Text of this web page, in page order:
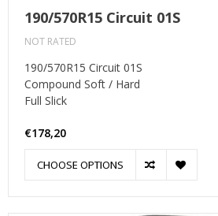
190/570R15 Circuit 01S
NOT RATED
190/570R15 Circuit 01S
Compound Soft / Hard
Full Slick
€178,20
CHOOSE OPTIONS